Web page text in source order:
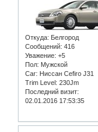
Откуда: Белгород
Сообщений: 416
Уважение: +5
Пол: Мужской
Car: Ниссан Cefiro J31
Trim Level: 230Jm
Последний визит:
02.01.2016 17:53:35